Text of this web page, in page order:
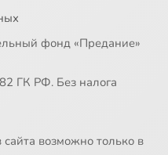
фонд «Предание»
ГК РФ. Без налога
возможно только в